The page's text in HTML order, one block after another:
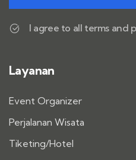
I agree to all terms and
Layanan
Event Organizer
Perjalanan Wisata
Tiketing/Hotel